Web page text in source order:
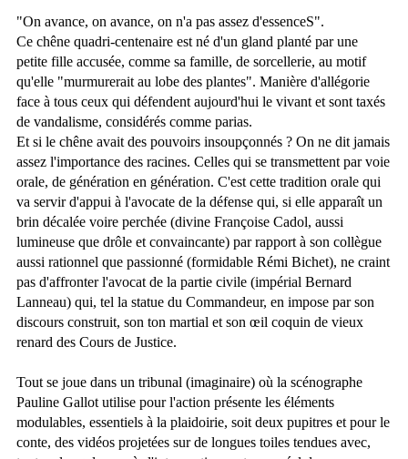
"On avance, on avance, on n'a pas assez d'essenceS".
Ce chêne quadri-centenaire est né d'un gland planté par une
petite fille accusée, comme sa famille, de sorcellerie, au motif
qu'elle "murmurerait au lobe des plantes". Manière d'allégorie
face à tous ceux qui défendent aujourd'hui le vivant et sont taxés
de vandalisme, considérés comme parias.
Et si le chêne avait des pouvoirs insoupçonnés ? On ne dit jamais
assez l'importance des racines. Celles qui se transmettent par voie
orale, de génération en génération. C'est cette tradition orale qui
va servir d'appui à l'avocate de la défense qui, si elle apparaît un
brin décalée voire perchée (divine Françoise Cadol, aussi
lumineuse que drôle et convaincante) par rapport à son collègue
aussi rationnel que passionné (formidable Rémi Bichet), ne craint
pas d'affronter l'avocat de la partie civile (impérial Bernard
Lanneau) qui, tel la statue du Commandeur, en impose par son
discours construit, son ton martial et son œil coquin de vieux
renard des Cours de Justice.
Tout se joue dans un tribunal (imaginaire) où la scénographe
Pauline Gallot utilise pour l'action présente les éléments
modulables, essentiels à la plaidoirie, soit deux pupitres et pour le
conte, des vidéos projetées sur de longues toiles tendues avec,